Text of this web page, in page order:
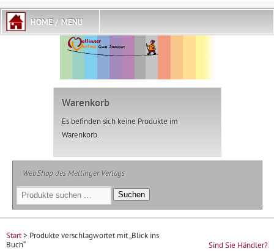
Warenkorb
Es befinden sich keine Produkte im
Warenkorb.
WebShop des Mellinger Verlags
Suchen
nach:
Suchen
Start> Produkte verschlagwortet mit „Blick ins
Buch“
Sind Sie Händler?